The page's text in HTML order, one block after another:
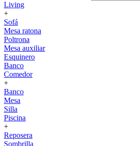
Living
+
Sofá
Mesa ratona
Poltrona
Mesa auxiliar
Esquinero
Banco
Comedor
+
Banco
Mesa
Silla
Piscina
+
Reposera
Sombrilla